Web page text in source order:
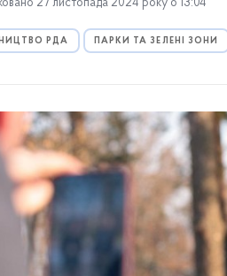
27 листопада 2024 року о 13:04
РДА ПАРКИ ТА ЗЕЛЕНІ ЗОНИ